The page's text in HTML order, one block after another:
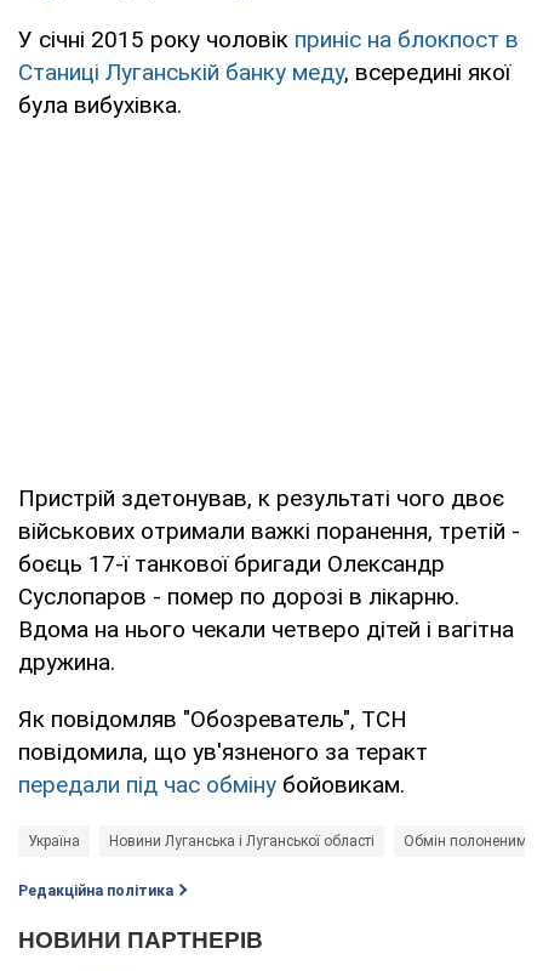
У січні 2015 року чоловік приніс на блокпост в
Станиці Луганській банку меду, всередині якої
була вибухівка.
Пристрій здетонував, к результаті чого двоє
військових отримали важкі поранення, третій -
боєць 17-ї танкової бригади Олександр
Суслопаров - помер по дорозі в лікарню.
Вдома на нього чекали четверо дітей і вагітна
дружина.
Як повідомляв "Обозреватель", ТСН
повідомила, що ув'язненого за теракт
передали під час обміну бойовикам.
Україна Новини Луганська і Луганської області Обмін полоненими
Редакційна політика